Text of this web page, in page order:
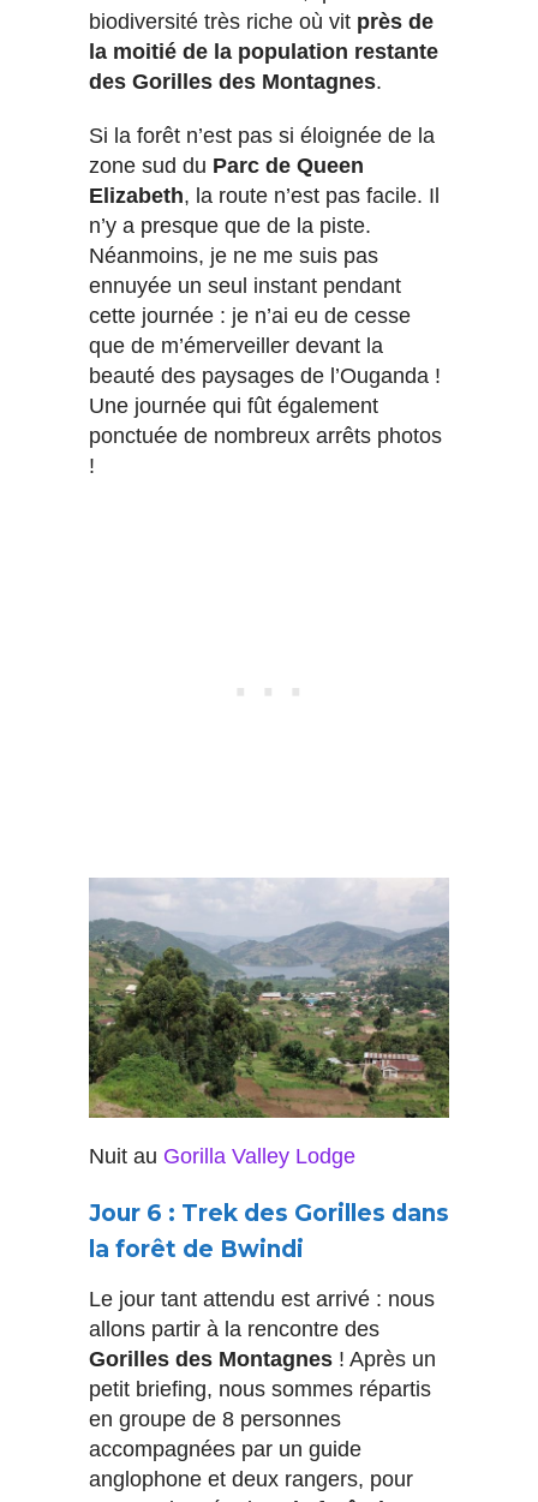
biodiversité très riche où vit près de
la moitié de la population restante
des Gorilles des Montagnes.
Si la forêt n’est pas si éloignée de la
zone sud du Parc de Queen
Elizabeth, la route n’est pas facile. Il
n’y a presque que de la piste.
Néanmoins, je ne me suis pas
ennuyée un seul instant pendant
cette journée : je n’ai eu de cesse
que de m’émerveiller devant la
beauté des paysages de l’Ouganda !
Une journée qui fût également
ponctuée de nombreux arrêts photos
!
Nuit au Gorilla Valley Lodge
Jour 6 : Trek des Gorilles dans
la forêt de Bwindi
Le jour tant attendu est arrivé : nous
allons partir à la rencontre des
Gorilles des Montagnes ! Après un
petit briefing, nous sommes répartis
en groupe de 8 personnes
accompagnées par un guide
anglophone et deux rangers, pour